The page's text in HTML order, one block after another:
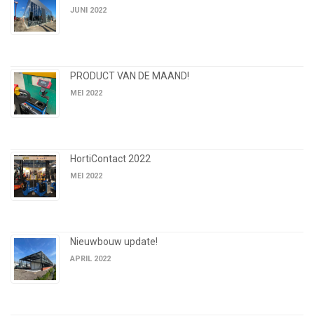
JUNI 2022
PRODUCT VAN DE MAAND!
MEI 2022
HortiContact 2022
MEI 2022
Nieuwbouw update!
APRIL 2022